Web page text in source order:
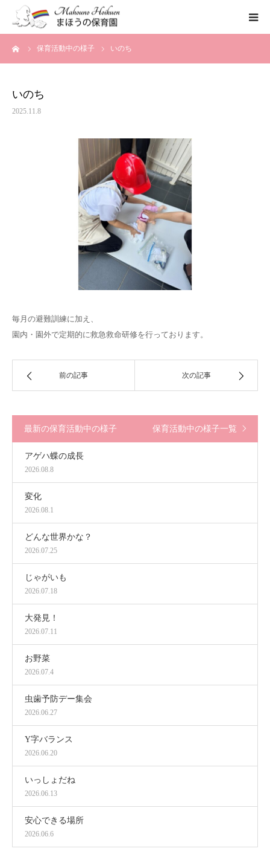
保育活動中の様子 いのち
いのち
2025.11.8
毎月の避難訓練に加え、
園内・園外で定期的に救急救命研修を行っております。
前の記事 次の記事
最新の保育活動中の様子 保育活動中の様子一覧
アゲハ蝶の成長
2026.08.8
変化
2026.08.1
どんな世界かな？
2026.07.25
じゃがいも
2026.07.18
大発見！
2026.07.11
お野菜
2026.07.4
虫歯予防デー集会
2026.06.27
Y字バランス
2026.06.20
いっしょだね
2026.06.13
安心できる場所
2026.06.6
まほうの保育園の想い
一時保育について